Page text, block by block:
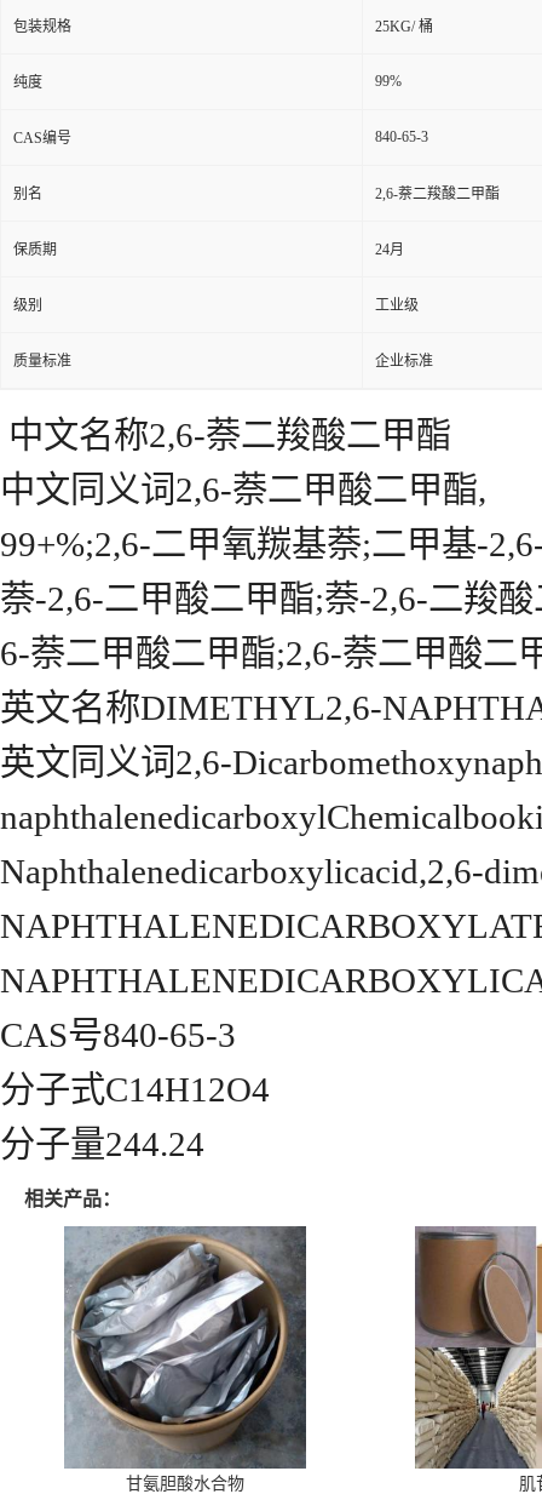
包装规格 25KG/ 桶
纯度 99%
CAS编号 840-65-3
别名 2,6-萘二羧酸二甲酯
保质期 24月
级别 工业级
质量标准 企业标准
中文名称2,6-萘二羧酸二甲酯
中文同义词2,6-萘二甲酸二甲酯,
99+%;2,6-二甲氧羰基萘;二甲基-
萘-2,6-二甲酸二甲酯;萘-2,6-二羧
6-萘二甲酸二甲酯;2,6-萘二甲酸二
英文名称DIMETHYL2,6-
英文同义词2,6-
Naphthalenedicarboxylicacid,2,6-
CAS号840-65-3
分子式C14H12O4
分子量244.24
相关产品：
甘氨胆酸水合物 肌